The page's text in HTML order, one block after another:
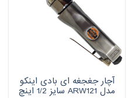
آچار جغجغه ای بادی اینکو
مدل ARW121 سایز 1/2 اینچ